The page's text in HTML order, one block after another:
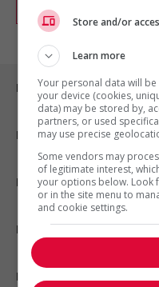
Emplois par ville
Emplois par secteur
Emplois par statut
Emplois par type
Nos suggestions
Store and/or
Learn more
Your personal data will
your device (cookies,
data) may be stored by,
partners, or used
may use precise
Some vendors may
of legitimate interest,
your options below. Look
or in the site menu to
and cookie settings.